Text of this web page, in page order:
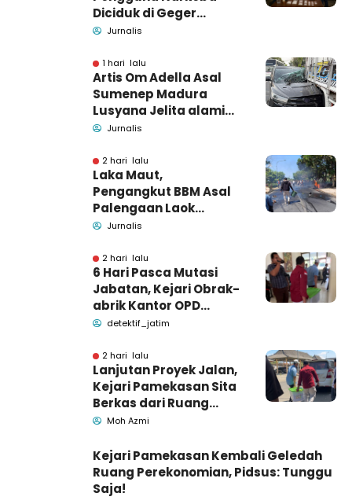
Diciduk di Geger
Bangkalan, Polisi Masih
Barang Bukti
Jurnalis
1 hari lalu
Artis Om Adella Asal
Sumenep Madura
Lusyana Jelita alami
kecelakaan di Wonogiri
Jurnalis
2 hari lalu
Laka Maut,
Pengangkut BBM Asal
Palengaan Laok
Pamekasan Meninggal
Jurnalis
2 hari lalu
6 Hari Pasca Mutasi
Jabatan, Kejari Obrak-
abrik Kantor OPD
Pemkab Pamekasan
detektif_jatim
2 hari lalu
Lanjutan Proyek Jalan,
Kejari Pamekasan Sita
Berkas dari Ruang
Pemkab Pamekasan
Moh Azmi
Kejari Pamekasan Kembali Geledah
Ruang Perekonomian, Pidsus: Tunggu
Saja!